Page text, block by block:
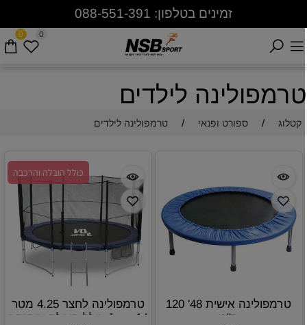
זמינים בטלפון: 088-551-391
0 0
לילדים
קטלוג / ספורט ופנאי / טרמפולינה לילדים
טרמפולינה אישית 48' 120
ס"מ
כולל הובלה והרכבה
טרמפולינה לחצר 4.25 מטר
Jump14 כולל הובלה והרכבה